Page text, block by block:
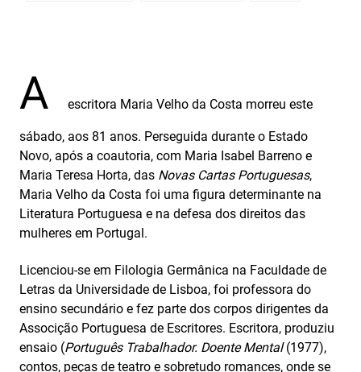
A escritora Maria Velho da Costa morreu este
sábado, aos 81 anos. Perseguida durante o Estado
Novo, após a coautoria, com Maria Isabel Barreno e
Maria Teresa Horta, das Novas Cartas Portuguesas,
Maria Velho da Costa foi uma figura determinante na
Literatura Portuguesa e na defesa dos direitos das
mulheres em Portugal.
Licenciou-se em Filologia Germânica na Faculdade de
Letras da Universidade de Lisboa, foi professora do
ensino secundário e fez parte dos corpos dirigentes da
Associção Portuguesa de Escritores. Escritora, produziu
ensaio (Português Trabalhador. Doente Mental(1977),
contos, peças de teatro e sobretudo romances, onde se